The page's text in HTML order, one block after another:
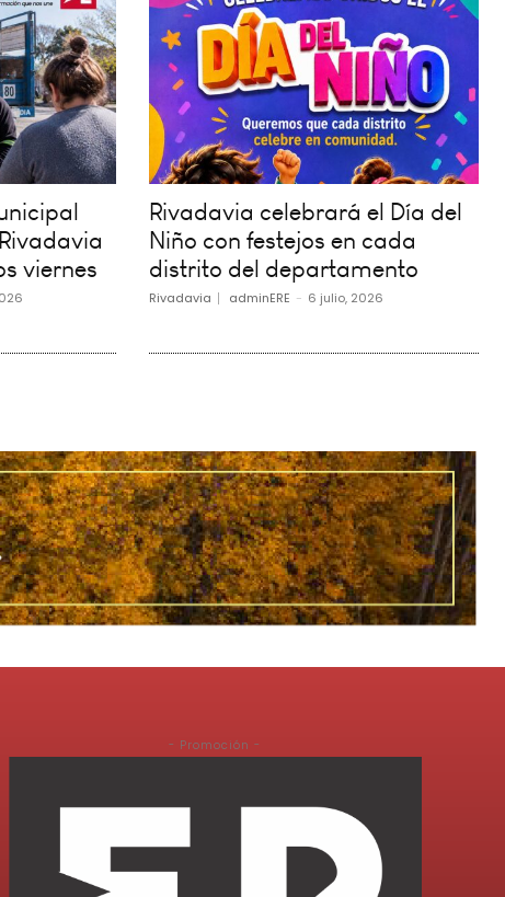
viernes
Rivadavia celebrará el Día del
Niño con festejos en cada
distrito del departamento
Rivadavia adminERE - 6 julio, 2026
- Promoción -